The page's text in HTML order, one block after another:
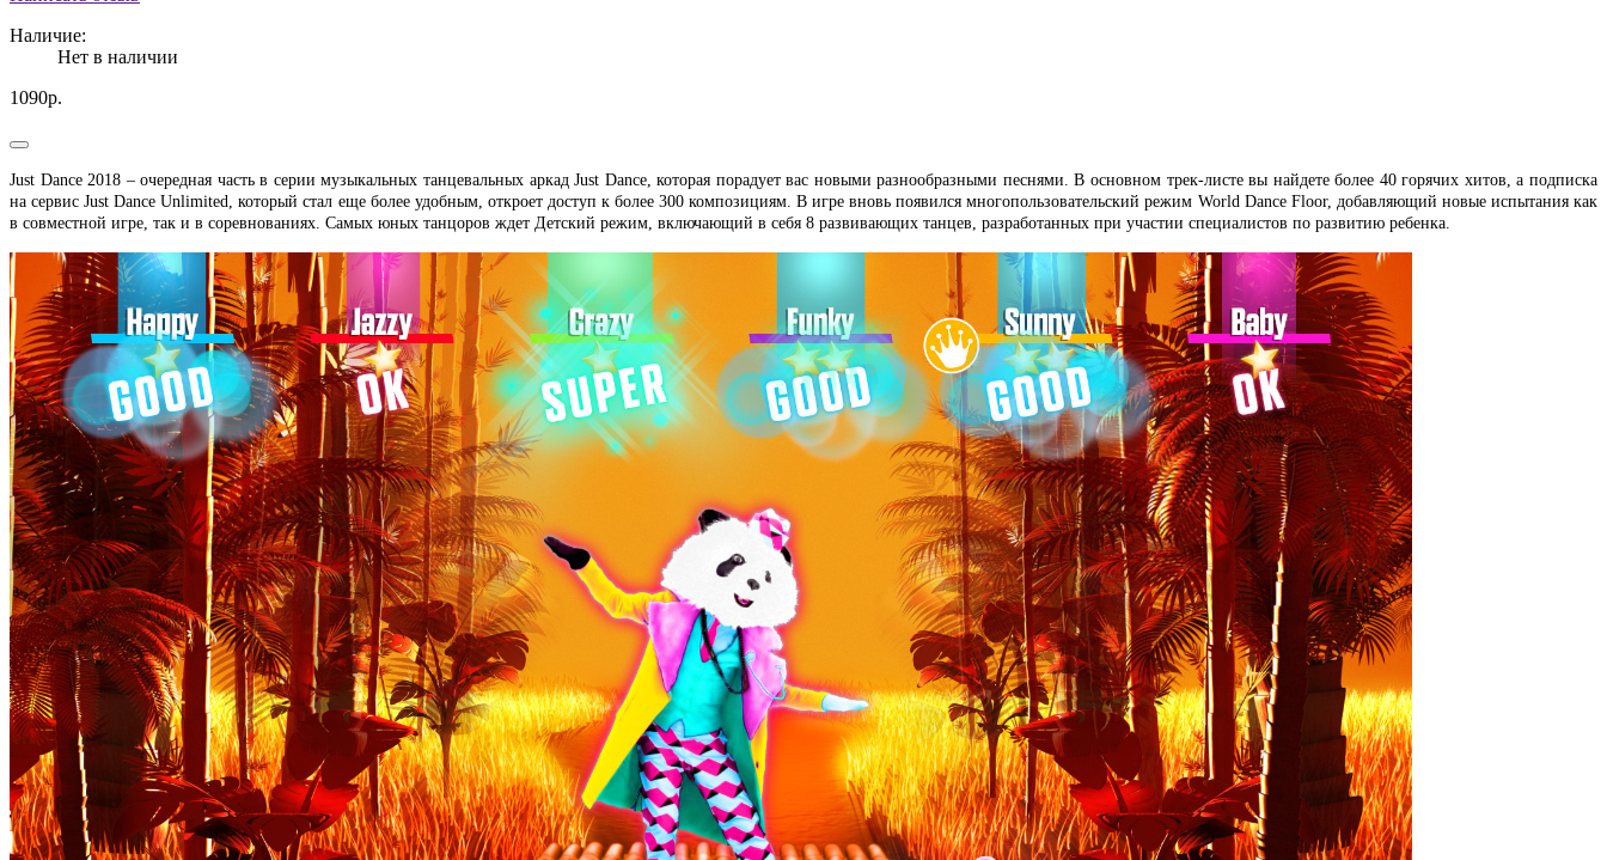
Наличие:
Нет в наличии
1090р.
Just Dance 2018 – очередная часть в серии музыкальных танцевальных аркад Just Dance, которая порадует вас новыми разнообразными песнями. В основном трек-листе вы найдете более 40 горячих хитов, а подписка
на сервис Just Dance Unlimited, который стал еще более удобным, откроет доступ к более 300 композициям. В игре вновь появился многопользовательский режим World Dance Floor, добавляющий новые испытания как
в совместной игре, так и в соревнованиях. Самых юных танцоров ждет Детский режим, включающий в себя 8 развивающих танцев, разработанных при участии специалистов по развитию ребенка.